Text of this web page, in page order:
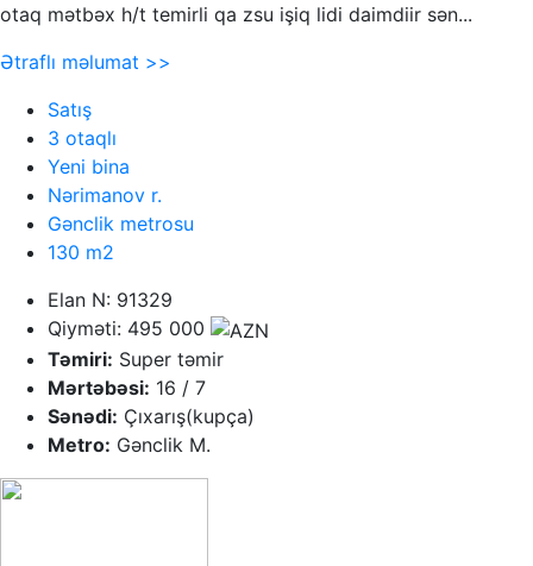
otaq mətbəx h/t temirli qa zsu işiq lidi daimdiir sən...
Ətraflı məlumat >>
Satış
3 otaqlı
Yeni bina
Nərimanov r.
Gənclik metrosu
130 m2
Elan N: 91329
Qiyməti: 495 000
Təmiri: Super təmir
Mərtəbəsi: 16 / 7
Sənədi: Çıxarış(kupça)
Metro: Gənclik M.